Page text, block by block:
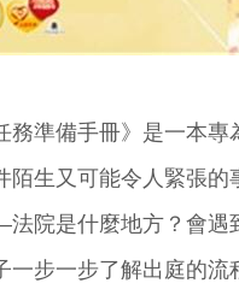
務準備手冊》是一本
陌生又可能令人緊張
院是什麼地方？會遇
步一步了解出庭的流